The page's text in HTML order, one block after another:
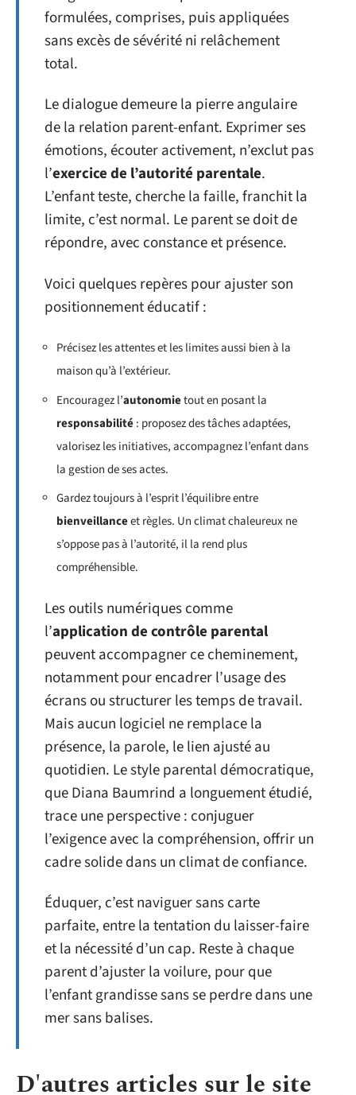
formulées, comprises, puis appliquées
sans excès de sévérité ni relâchement
total.
Le dialogue demeure la pierre angulaire
de la relation parent-enfant. Exprimer ses
émotions, écouter activement, n’exclut pas
l’exercice de l’autorité parentale.
L’enfant teste, cherche la faille, franchit la
limite, c’est normal. Le parent se doit de
répondre, avec constance et présence.
Voici quelques repères pour ajuster son
positionnement éducatif :
Précisez les attentes et les limites aussi bien à la
maison qu’à l’extérieur.
Encouragez l’autonomietout en posant la
responsabilité: proposez des tâches adaptées,
valorisez les initiatives, accompagnez l’enfant dans
la gestion de ses actes.
Gardez toujours à l’esprit l’équilibre entre
bienveillanceet règles. Un climat chaleureux ne
s’oppose pas à l’autorité, il la rend plus
compréhensible.
Les outils numériques comme
l’application de contrôle parental
peuvent accompagner ce cheminement,
notamment pour encadrer l’usage des
écrans ou structurer les temps de travail.
Mais aucun logiciel ne remplace la
présence, la parole, le lien ajusté au
quotidien. Le style parental démocratique,
que Diana Baumrind a longuement étudié,
trace une perspective : conjuguer
l’exigence avec la compréhension, offrir un
cadre solide dans un climat de confiance.
Éduquer, c’est naviguer sans carte
parfaite, entre la tentation du laisser-faire
et la nécessité d’un cap. Reste à chaque
parent d’ajuster la voilure, pour que
l’enfant grandisse sans se perdre dans une
mer sans balises.
D'autres articles sur le site